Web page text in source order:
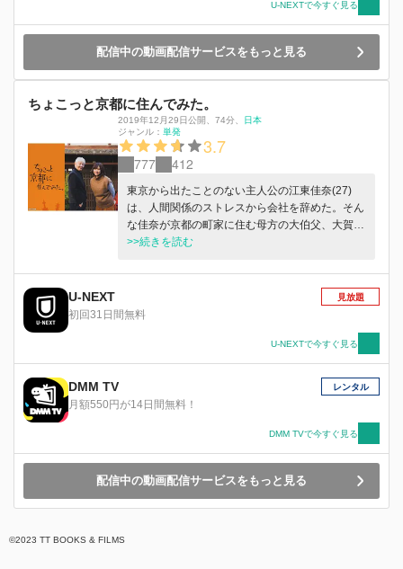
U-NEXTで今すぐ見る
配信中の動画配信サービスをもっと見る
ちょこっと京都に住んでみた。
2019年12月29日公開、 74分、
日本
ジャンル： 単発
3.7
777 412
東京から出たことのない主人公の江東佳奈(27)
は、人間関係のストレスから会社を辞めた。そん
な佳奈が京都の町家に住む母方の大伯父、大賀
(70)が怪我をしたことで 数日間、面倒を見に行く
き、人や物に執着がない。そんな大伯父は日々の
お使いとして「自転車で行ける不思議な場所」に
佳奈を行かせる。「おじさん」には懐かしく、
思議な場所、笑える場所、住んでみないと見えて
こない京都の奥の奥。色々な場所や人と出会うこ
とで佳奈は大 伯父の真意を知り、心は次第にほ
>>続きを読む
U-NEXT
初回31日間無料
見放題
U-NEXTで今すぐ見る
DMM TV
月額550円が14日間無料！
レンタル
DMM TVで今すぐ見る
配信中の動画配信サービスをもっと見る
©2023 TT BOOKS & FILMS